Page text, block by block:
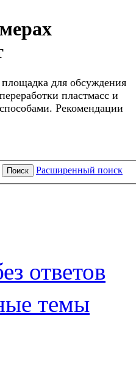
для обсуждения
пластмасс и
Рекомендации
Поиск Расширенный поиск
ответов
темы